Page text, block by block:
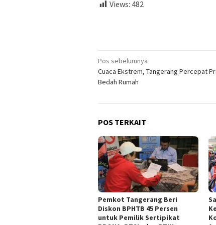
Views: 482
Navigasi
pos
Pos sebelumnya
Cuaca Ekstrem, Tangerang Percepat
Bedah Rumah
POS TERKAIT
Pemkot Tangerang Beri
Diskon BPHTB 45 Persen
untuk Pemilik Sertipikat